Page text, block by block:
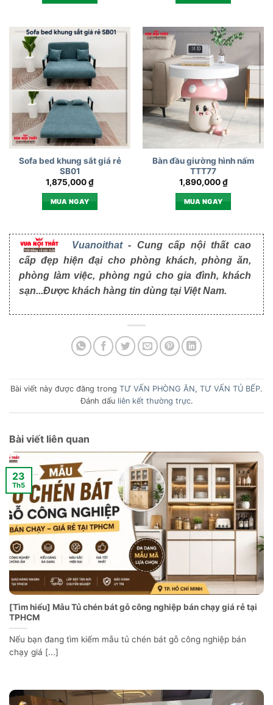
Sofa bed khung sắt giá rẻ
SB01
1,875,000₫
MUA NGAY
Bàn đầu giường hình nấm
TTT77
1,890,000₫
MUA NGAY
Vuanoithat- Cung cấp nội thất cao
cấp đẹp hiện đại cho phòng khách, phòng ăn,
phòng làm việc, phòng ngủ cho gia đình, khách
sạn...Được khách hàng tin dùng tại Việt Nam.
Bài viết này được đăng trong TƯ VẤN PHÒNG ĂN, TƯ VẤN TỦ BẾP.
Đánh dấu liên kết thường trực.
Bài viết liên quan
[Tìm hiểu] Mẫu Tủ chén bát gỗ công nghiệp bán chạy giá rẻ tại
TPHCM
Nếu bạn đang tìm kiếm mẫu tủ chén bát gỗ công nghiệp bán
chạy giá [...]
23
Th5